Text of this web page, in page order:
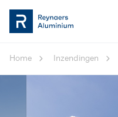
Home Inzendingen